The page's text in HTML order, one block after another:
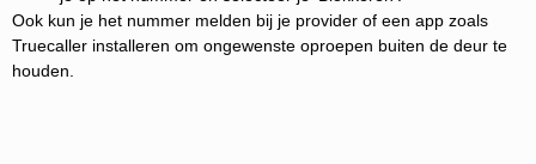
Ook kun je het nummer melden bij je provider of een app zoals
Truecaller installeren om ongewenste oproepen buiten de deur te
houden.